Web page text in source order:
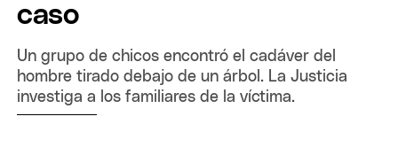
caso
Un grupo de chicos encontró el cadáver del
hombre tirado debajo de un árbol. La Justicia
investiga a los familiares de la víctima.